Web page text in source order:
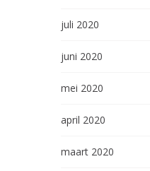
juli 2020
juni 2020
mei 2020
april 2020
maart 2020